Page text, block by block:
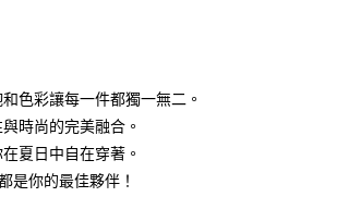
色彩讓每一件都獨一無二。
時尚的完美融合。
夏日中自在穿著。
是你的最佳夥伴！